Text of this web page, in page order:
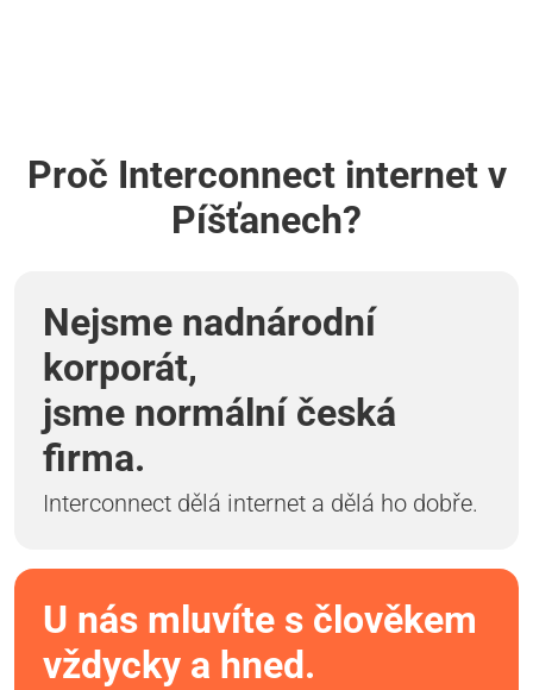
Proč Interconnect internet v
Píšťanech?
Nejsme nadnárodní
korporát,
jsme normální česká
firma.
Interconnect dělá internet a dělá ho dobře.
U nás mluvíte s člověkem
vždycky a hned.